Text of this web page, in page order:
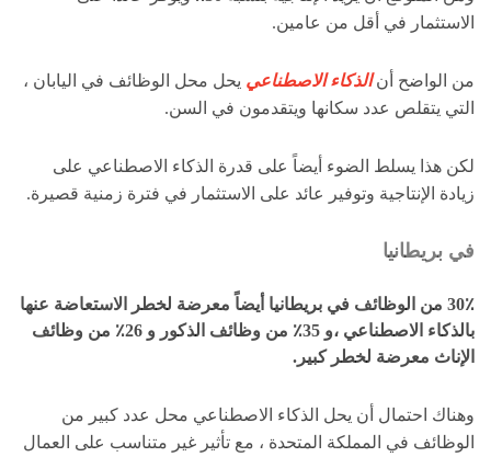
الاستثمار في أقل من عامين.
من الواضح أنالذكاء الاصطناعي يحل محل الوظائف في اليابان ،
التي يتقلص عدد سكانها ويتقدمون في السن.
لكن هذا يسلط الضوء أيضاً على قدرة الذكاء الاصطناعي على
زيادة الإنتاجية وتوفير عائد على الاستثمار في فترة زمنية قصيرة.
في بريطانيا
30٪ من الوظائف في بريطانيا أيضاً معرضة لخطر الاستعاضة عنها
بالذكاء الاصطناعي ،و 35٪ من وظائف الذكور و 26٪
من وظائف
الإناث معرضة لخطر كبير.
وهناك احتمال أن يحل الذكاء الاصطناعي محل عدد كبير من
الوظائف في المملكة المتحدة ، مع تأثير غير متناسب على العمال